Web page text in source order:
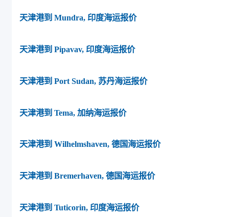
天津港到 Mundra, 印度海运报价
天津港到 Pipavav, 印度海运报价
天津港到 Port Sudan, 苏丹海运报价
天津港到 Tema, 加纳海运报价
天津港到 Wilhelmshaven, 德国海运报价
天津港到 Bremerhaven, 德国海运报价
天津港到 Tuticorin, 印度海运报价